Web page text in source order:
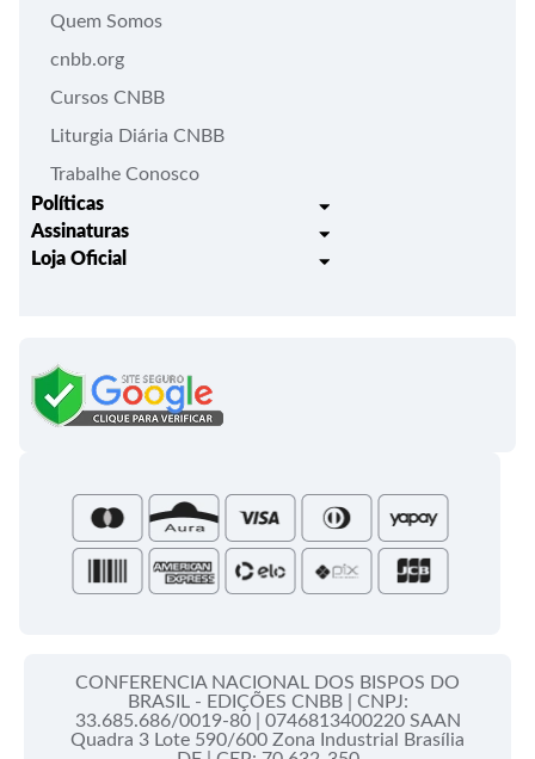
Quem Somos
cnbb.org
Cursos CNBB
Liturgia Diária CNBB
Trabalhe Conosco
Políticas
Trocas e Devoluções
Assinaturas
Liturgia Igreja em Oração
Roteiros Homiléticos
Folhetos e Partituras
Loja Oficial
Bíblias - Tradução Oficial
Campanha da Fraternidade
CONFERENCIA NACIONAL DOS BISPOS DO
BRASIL - EDIÇÕES CNBB | CNPJ:
33.685.686/0019-80 | 0746813400220 SAAN
Quadra 3 Lote 590/600 Zona Industrial Brasília